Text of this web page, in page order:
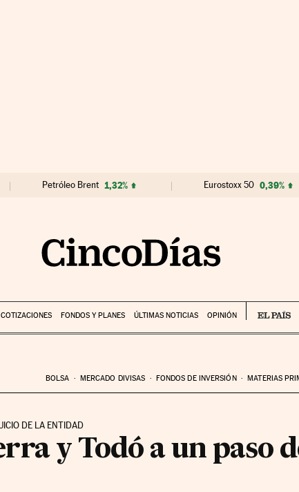
Petróleo Brent 1,32% Eurostoxx 50 0,39%
COTIZACIONES FONDOS Y PLANES ÚLTIMAS NOTICIAS OPINIÓN
BOLSA MERCADO DIVISAS FONDOS DE INVERSIÓN MATERIAS
DE LA ENTIDAD
y Todó a un paso